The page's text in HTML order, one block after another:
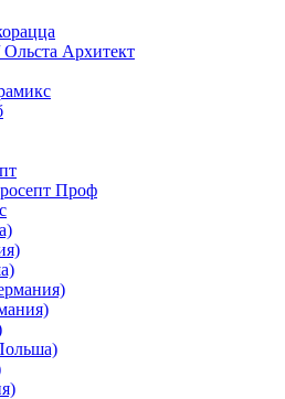
штукатурки
универсальные, нейтральные
санитарные (антигрибковые)
срубов
и краски
декора, патина
(эффект мрамора)
песчаных вихрей)
шпаклевка
Архитект
Проф